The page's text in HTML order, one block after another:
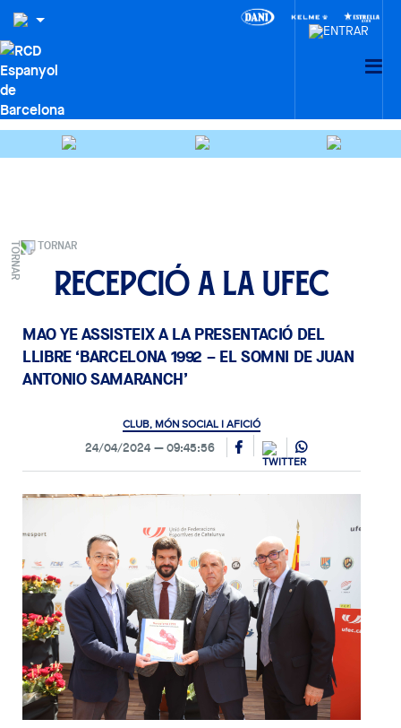
TORNAR
Recepció a la UFEC
MAO YE ASSISTEIX A LA PRESENTACIÓ DEL
LLIBRE ‘BARCELONA 1992 – EL SOMNI DE JUAN
ANTONIO SAMARANCH’
CLUB, MÓN SOCIAL I AFICIÓ
24/04/2024 09:45:56